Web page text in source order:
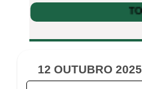
12 OUTUBRO 2025